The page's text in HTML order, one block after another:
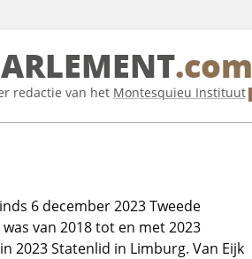
.com
redactie van het Montesquieu Instituut
6 december 2023 Tweede
van 2018 tot en met 2023
2023 Statenlid in Limburg. Van Eijk